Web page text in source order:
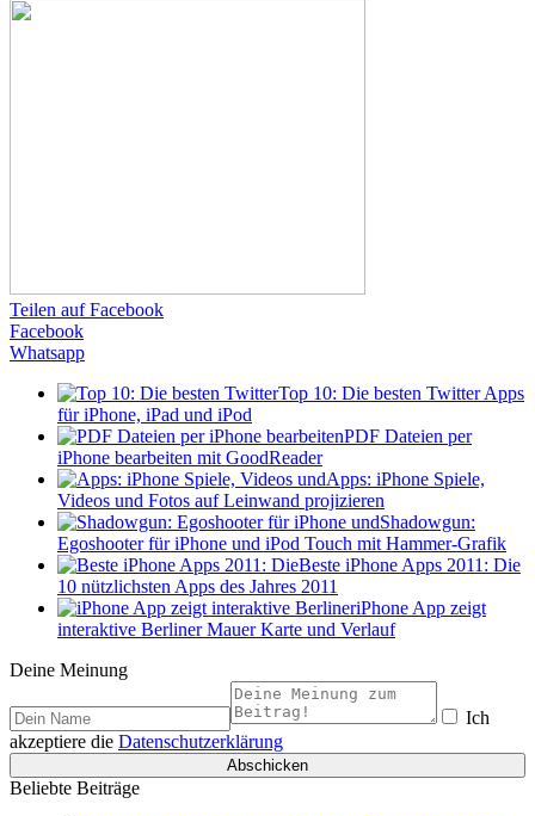
Teilen auf Facebook
Facebook
Whatsapp
Top 10: Die besten Twitter Apps
für iPhone, iPad und iPod
PDF Dateien per
iPhone bearbeiten mit GoodReader
Apps: iPhone Spiele,
Videos und Fotos auf Leinwand projizieren
Shadowgun:
Egoshooter für iPhone und iPod Touch mit Hammer-Grafik
Beste iPhone Apps 2011: Die
10 nützlichsten Apps des Jahres 2011
iPhone App zeigt
interaktive Berliner Mauer Karte und Verlauf
Deine Meinung
Ich
akzeptiere die Datenschutzerklärung
Beliebte Beiträge